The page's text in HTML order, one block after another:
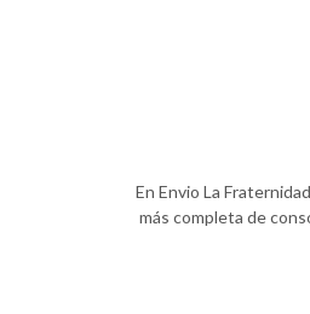
En Envio La
más completa de